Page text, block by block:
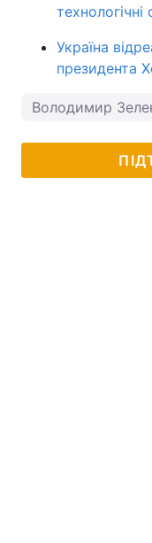
технологічні
Україна
президента
Володимир